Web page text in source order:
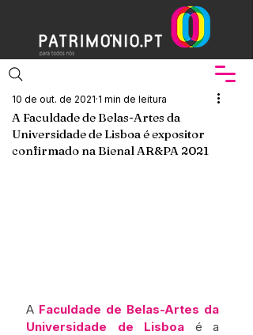
A Faculdade de Belas-Artes da
Universidade de Lisboa é expositor
confirmado na Bienal AR&PA 2021
10 de out. de 2021 1 min de leitura
A Faculdade de Belas-Artes da
Universidade de Lisboa é a